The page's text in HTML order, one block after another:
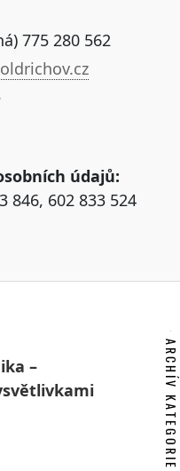
775 280 562
údajů:
846, 602 833 524
–
ARCHÍV KATEGORIE